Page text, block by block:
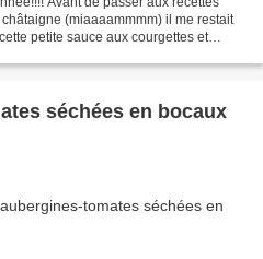
(miaaaammmm) il me restait
petite sauce aux courgettes et
séchées en bocaux